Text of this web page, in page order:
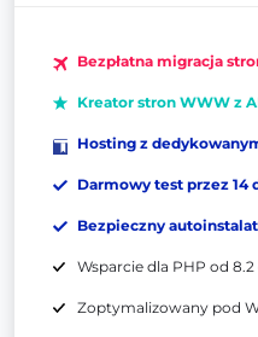
Bezpłatna migracja
Kreator stron WWW z
Hosting z
Darmowy test przez 14
Bezpieczny
Wsparcie dla PHP od 8.2
Zoptymalizowany pod